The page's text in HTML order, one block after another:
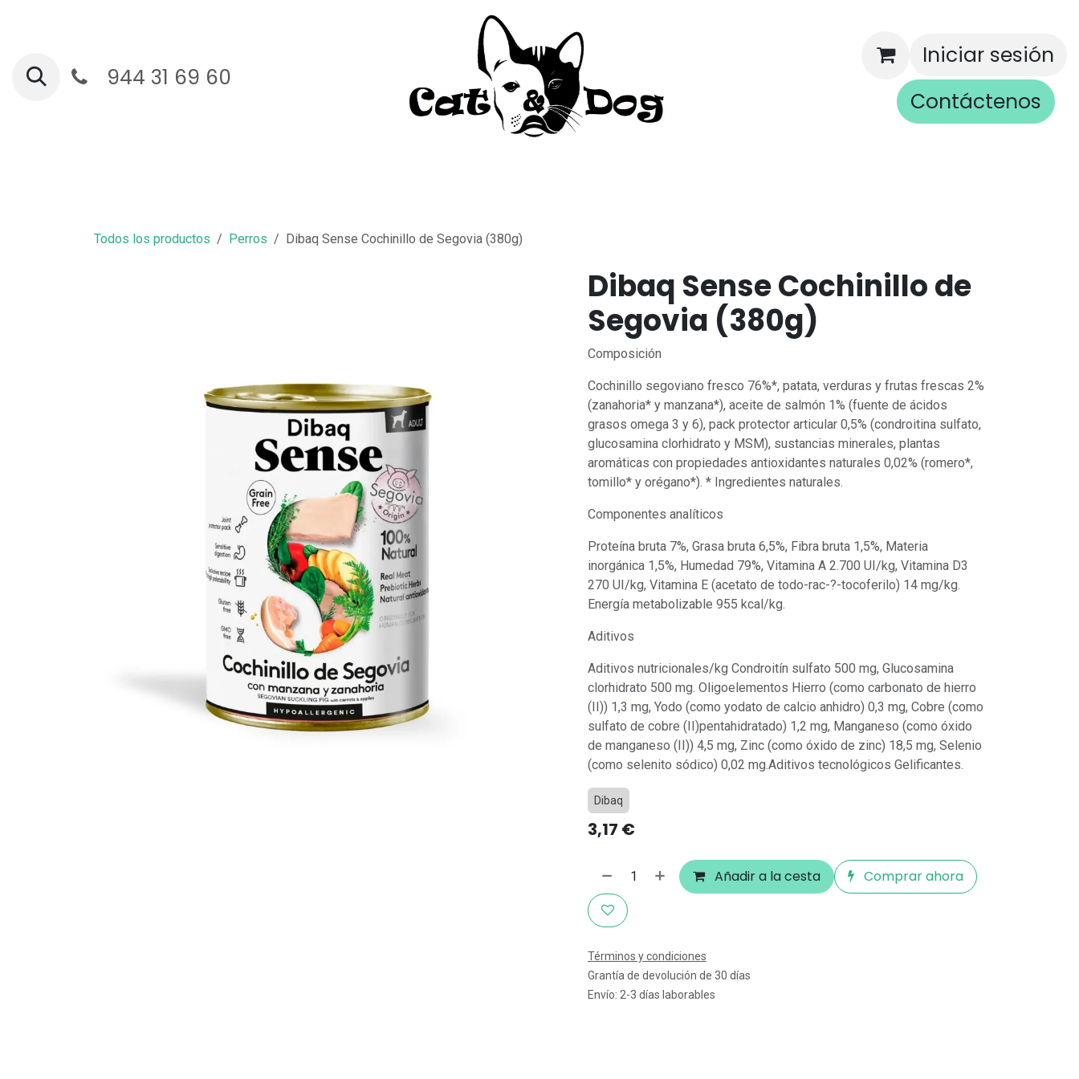
944 31 69 60
Iniciar sesión
Contáctenos
Todos los productos Perros Dibaq Sense Cochinillo de Segovia (380g)
Dibaq Sense Cochinillo de
Segovia (380g)
Composición
Cochinillo segoviano fresco 76%*, patata, verduras y frutas frescas 2%
(zanahoria* y manzana*), aceite de salmón 1% (fuente de ácidos
grasos omega 3 y 6), pack protector articular 0,5% (condroitina sulfato,
glucosamina clorhidrato y MSM), sustancias minerales, plantas
aromáticas con propiedades antioxidantes naturales 0,02% (romero*,
tomillo* y orégano*). * Ingredientes naturales.
Componentes analíticos
Proteína bruta 7%, Grasa bruta 6,5%, Fibra bruta 1,5%, Materia
inorgánica 1,5%, Humedad 79%, Vitamina A 2.700 UI/kg, Vitamina D3
270 UI/kg, Vitamina E (acetato de todo-rac-?-tocoferilo) 14 mg/kg.
Energía metabolizable 955 kcal/kg.
Aditivos
Aditivos nutricionales/kg Condroitín sulfato 500 mg, Glucosamina
clorhidrato 500 mg. Oligoelementos Hierro (como carbonato de hierro
(II)) 1,3 mg, Yodo (como yodato de calcio anhidro) 0,3 mg, Cobre (como
sulfato de cobre (II)pentahidratado) 1,2 mg, Manganeso (como óxido
de manganeso (II)) 4,5 mg, Zinc (como óxido de zinc) 18,5 mg, Selenio
(como selenito sódico) 0,02 mg.Aditivos tecnológicos Gelificantes.
Dibaq
3,17 €
Añadir a la cesta Comprar ahora
Términos y condiciones
Grantía de devolución de 30 días
Envío: 2-3 días laborables